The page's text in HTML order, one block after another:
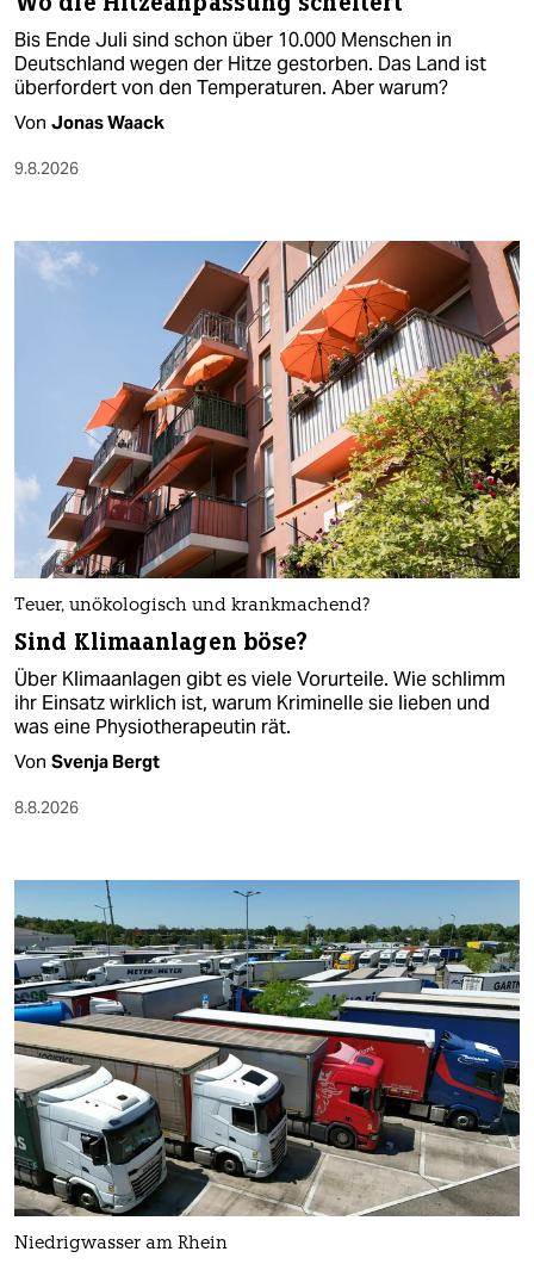
Bis Ende Juli sind schon über 10.000 Menschen in
Deutschland wegen der Hitze gestorben. Das Land ist
überfordert von den Temperaturen. Aber warum?
Von Jonas Waack
9.8.2026
Teuer, unökologisch und krankmachend?
Sind Klimaanlagen böse?
Über Klimaanlagen gibt es viele Vorurteile. Wie schlimm
ihr Einsatz wirklich ist, warum Kriminelle sie lieben und
was eine Physiotherapeutin rät.
Von Svenja Bergt
8.8.2026
Niedrigwasser am Rhein